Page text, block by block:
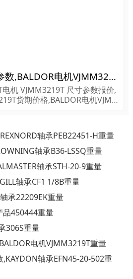
VJMM3219T电机参数,BALDOR电机VJMM3219T重量
机 VJMM3219T 尺寸参数报价,
货期价格,BALDOR电机VJM
轴承PEB22451-H重量
轴承B36-LSSQ重量
轴承STH-20-9重量
轴承CF1 1/8B重量
承22209EK重量
品450444重量
306S重量
电机VJMM3219T重量
轴承EFN45-20-502重